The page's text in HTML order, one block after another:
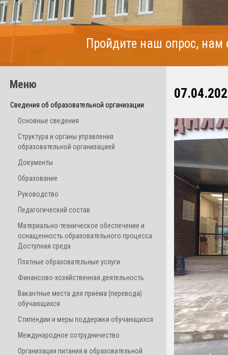
Пройдите наш опрос,
Меню
Сведения об образовательной организации
Основные сведения
Структура и органы управления
образовательной организацией
Документы
Образование
Руководство
Педагогический состав
Материально-техническое обеспечение и
оснащенность образовательного процесса.
Доступная среда
Платные образовательные услуги
Финансово-хозяйственная деятельность
Вакантные места для приёма (перевода)
обучающихся
Стипендии и меры поддержки обучающихся
Международное сотрудничество
Организация питания в образовательной